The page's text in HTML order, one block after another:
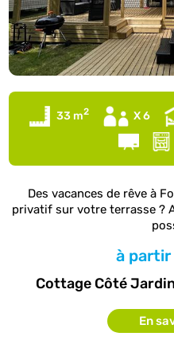
33 m2 X 6
Des vacances de rêve à
privatif sur votre terrasse ?
à partir
Cottage Côté
En